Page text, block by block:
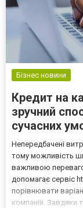
Бізнес новини
Кредит на
зручний
сучасних
Непередбачені
тому можливість
важливою
допомагає сервіс
порівнювати
компаній.